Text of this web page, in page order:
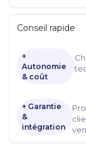
Conseil rapide
+
Autonomie
& coût
+ Garantie
&
intégration